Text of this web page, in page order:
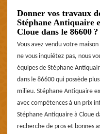
Donner vos travaux
Stéphane Antiquaire
Cloue dans le 86600 ?
Vous avez vendu votre
ne vous inquiétez pas, nous
équipes de Stéphane
dans le 86600 qui possède
milieu. Stéphane Antiquaire
avec compétences à un prix
Stéphane Antiquaire à Cloue
recherche de pros et bonnes